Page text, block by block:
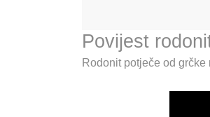
Povijest
Rodonit potječe od